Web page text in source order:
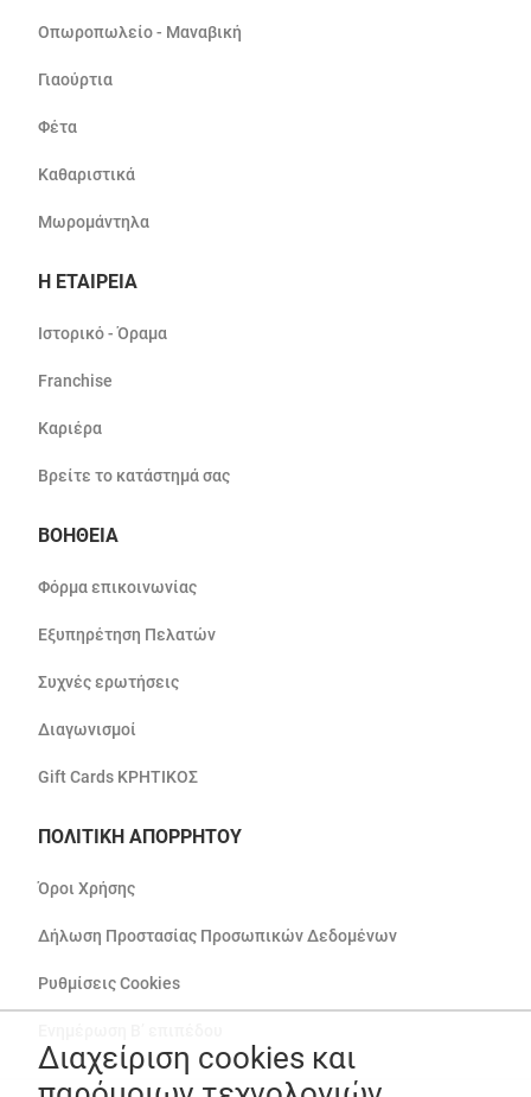
Οπωροπωλείο - Μαναβική
Γιαούρτια
Φέτα
Καθαριστικά
Μωρομάντηλα
Η ΕΤΑΙΡΕΙΑ
Ιστορικό - Όραμα
Franchise
Καριέρα
Βρείτε το κατάστημά σας
ΒΟΗΘΕΙΑ
Φόρμα επικοινωνίας
Εξυπηρέτηση Πελατών
Συχνές ερωτήσεις
Διαγωνισμοί
Gift Cards ΚΡΗΤΙΚΟΣ
ΠΟΛΙΤΙΚΗ ΑΠΟΡΡΗΤΟΥ
Όροι Χρήσης
Δήλωση Προστασίας Προσωπικών Δεδομένων
Ρυθμίσεις Cookies
Διαχείριση cookies και